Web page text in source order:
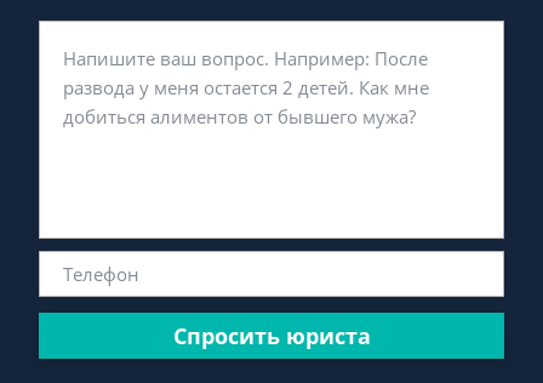
Спросить юриста